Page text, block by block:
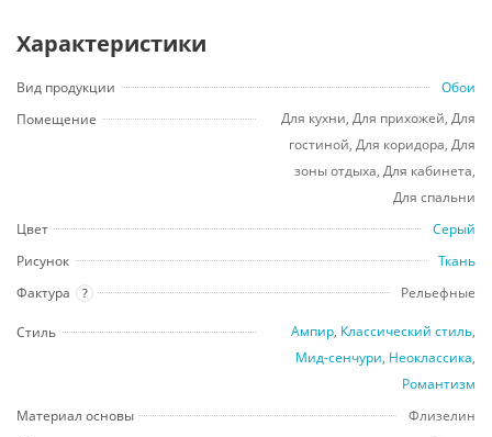
Характеристики
Вид продукции
Обои
Помещение
Для кухни, Для прихожей, Для
гостиной, Для коридора, Для
зоны отдыха, Для кабинета,
Для спальни
Цвет
Серый
Рисунок
Ткань
Фактура
? Рельефные
Стиль Ампир, Классический стиль,
Мид-сенчури, Неоклассика,
Романтизм
Материал основы
Флизелин